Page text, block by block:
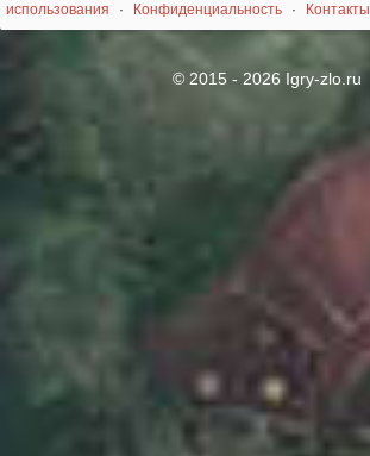
использования
· Конфиденциальность · Контакты
© 2015 - 2026 Igry-zlo.ru